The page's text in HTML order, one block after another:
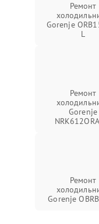
Ремонт
Gorenje
L
Ремонт
Gorenje
Ремонт
Gorenje